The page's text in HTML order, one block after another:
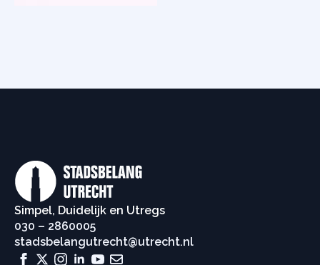
Simpel, Duidelijk en Utregs
030 – 2860005
stadsbelangutrecht@utrecht.nl